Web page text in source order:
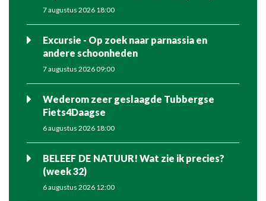
7 augustus 2026 18:00
Excursie - Op zoek naar parnassia en
andere schoonheden
7 augustus 2026 09:00
Wederom zeer geslaagde Tubbergse
Fiets4Daagse
6 augustus 2026 18:00
BELEEF DE NATUUR! Wat zie ik precies?
(week 32)
6 augustus 2026 12:00